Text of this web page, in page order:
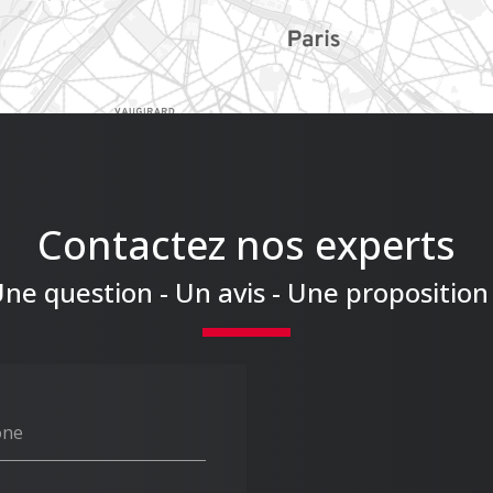
Contactez nos experts
question - Un avis - Une proposition